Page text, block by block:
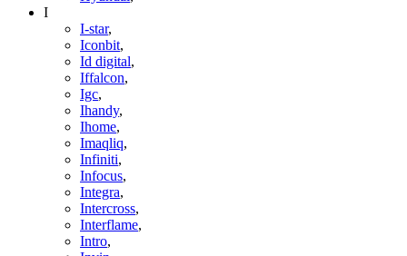
I
I-star,
Iconbit,
Id digital,
Iffalcon,
Igc,
Ihandy,
Ihome,
Imaqliq,
Infiniti,
Infocus,
Integra,
Intercross,
Interflame,
Intro,